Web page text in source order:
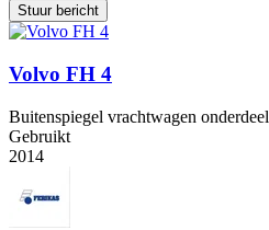
Stuur bericht
Volvo FH 4
Buitenspiegel vrachtwagen onderdeel
Gebruikt
2014